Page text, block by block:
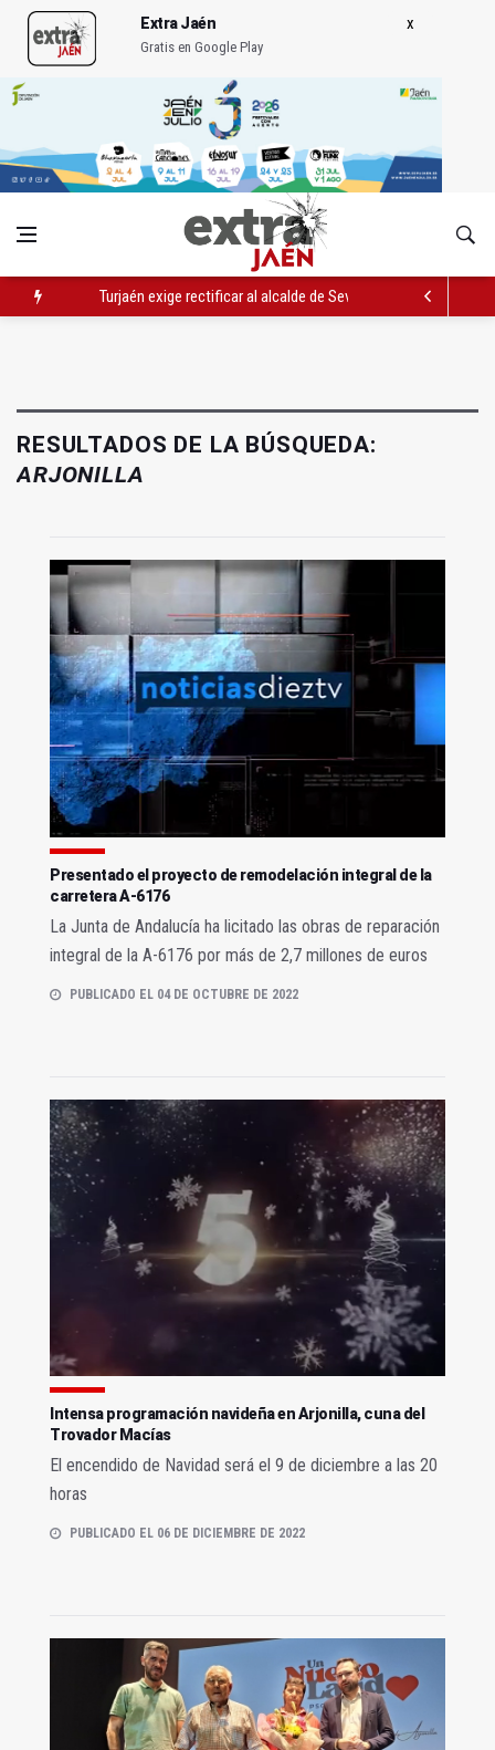
Extra Jaén
Gratis en Google Play
El PSOE critica el "desprecio" de la Junta al Cetedex
RESULTADOS DE LA BÚSQUEDA:
ARJONILLA
Presentado el proyecto de remodelación integral de la
carretera A-6176
La Junta de Andalucía ha licitado las obras de reparación
integral de la A-6176 por más de 2,7 millones de euros
PUBLICADO EL 04 DE OCTUBRE DE 2022
Intensa programación navideña en Arjonilla, cuna del
Trovador Macías
El encendido de Navidad será el 9 de diciembre a las 20
horas
PUBLICADO EL 06 DE DICIEMBRE DE 2022